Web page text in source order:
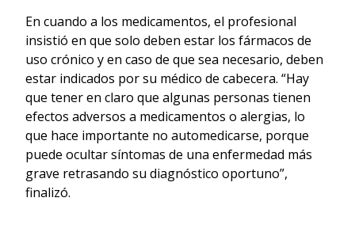
En cuando a los medicamentos, el profesional
insistió en que solo deben estar los fármacos de
uso crónico y en caso de que sea necesario, deben
estar indicados por su médico de cabecera. “Hay
que tener en claro que algunas personas tienen
efectos adversos a medicamentos o alergias, lo
que hace importante no automedicarse, porque
puede ocultar síntomas de una enfermedad más
grave retrasando su diagnóstico oportuno”,
finalizó.